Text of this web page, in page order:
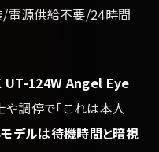
/電源供給不要/24時間
UT-124W Angel Eye
や調停で「これは本人
デルは待機時間と暗視